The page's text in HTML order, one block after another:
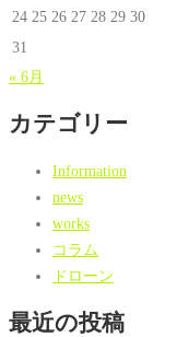
24 25 26 27 28 29 30
31
« 6月
カテゴリー
Information
news
works
コラム
ドローン
最近の投稿